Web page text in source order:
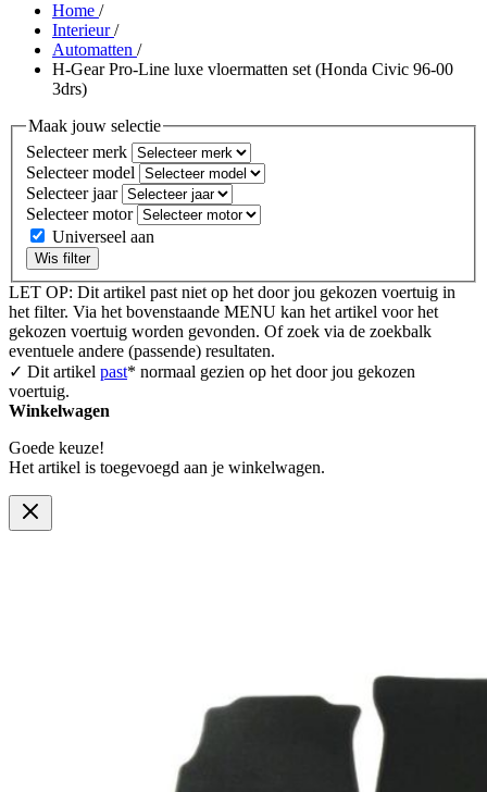
Home /
Interieur/
Automatten /
H-Gear Pro-Line luxe vloermatten set (Honda Civic 96-00
3drs)
Maak jouw selectie
Selecteer merk
Selecteer model
Selecteer jaar
Selecteer motor
Universeel aan
Wis filter
LET OP: Dit artikel past niet op het door jou gekozen voertuig in
het filter. Via het bovenstaande MENU kan het artikel voor het
gekozen voertuig worden gevonden. Of zoek via de zoekbalk
eventuele andere (passende) resultaten.
✓ Dit artikel past* normaal gezien op het door jou gekozen
voertuig.
Winkelwagen
Goede keuze!
Het artikel is toegevoegd aan je winkelwagen.